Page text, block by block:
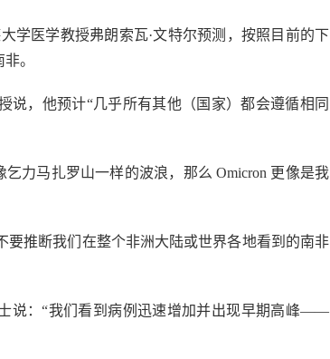
学医学教授弗朗索瓦·文特尔预测，按照目前的下
。
说，他预计“几乎所有其他（国家）都会遵循相同
力马扎罗山一样的波浪，那么 Omicron 更像是我
要推断我们在整个非洲大陆或世界各地看到的南非
士说：“我们看到病例迅速增加并出现早期高峰——